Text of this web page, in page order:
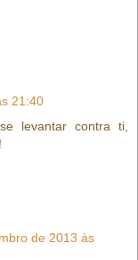
21:40
levantar contra ti,
de 2013 às